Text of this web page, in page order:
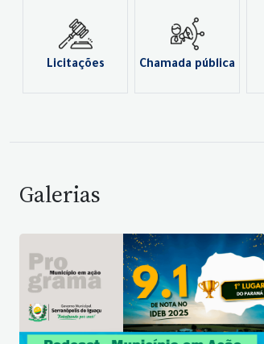
Licitações Chamada pública
Galerias